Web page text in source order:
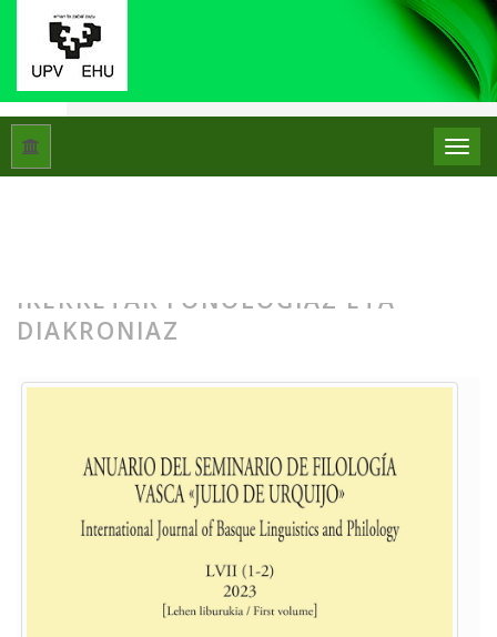
Hasiera Libk. 57 Zk. 1-2 (2023): Jose Ignazio
IKERKETAK FONOLOGIAZ ETA
DIAKRONIAZ